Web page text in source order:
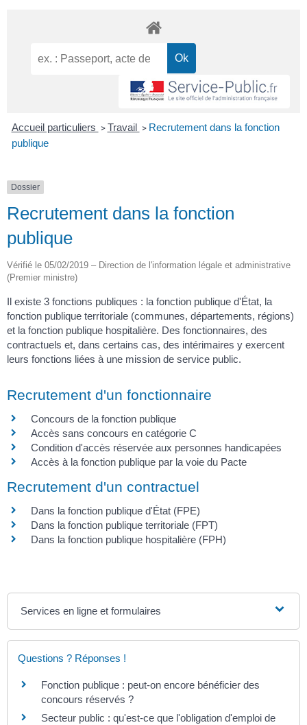
Accueil particuliers > Travail > Recrutement dans la fonction
publique
Dossier
Recrutement dans la fonction
publique
Vérifié le 05/02/2019 – Direction de l'information légale et administrative
(Premier ministre)
Il existe 3 fonctions publiques : la fonction publique d'État, la
fonction publique territoriale (communes, départements, régions)
et la fonction publique hospitalière. Des fonctionnaires, des
contractuels et, dans certains cas, des intérimaires y exercent
leurs fonctions liées à une mission de service public.
Recrutement d'un fonctionnaire
Concours de la fonction publique
Accès sans concours en catégorie C
Condition d'accès réservée aux personnes handicapées
Accès à la fonction publique par la voie du Pacte
Recrutement d'un contractuel
Dans la fonction publique d'État (FPE)
Dans la fonction publique territoriale (FPT)
Dans la fonction publique hospitalière (FPH)
Services en ligne et formulaires
Questions ? Réponses !
Fonction publique : peut-on encore bénéficier des
concours réservés ?
Secteur public : qu'est-ce que l'obligation d'emploi de